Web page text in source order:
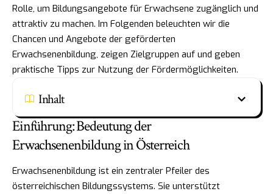
Rolle, um Bildungsangebote für Erwachsene zugänglich und
attraktiv zu machen. Im Folgenden beleuchten wir die
Chancen und Angebote der geförderten
Erwachsenenbildung, zeigen Zielgruppen auf und geben
praktische Tipps zur Nutzung der Fördermöglichkeiten.
Inhalt
Einführung: Bedeutung der
Erwachsenenbildung in Österreich
Erwachsenenbildung ist ein zentraler Pfeiler des
österreichischen Bildungssystems. Sie unterstützt